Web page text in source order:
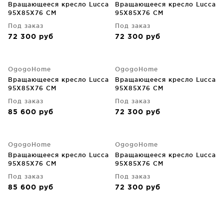
Вращающееся кресло Lucca
95X85X76 CM
Под заказ
72 300 руб
Вращающееся кресло Lucca
95X85X76 CM
Под заказ
72 300 руб
OgogoHome
Вращающееся кресло Lucca
95X85X76 CM
Под заказ
85 600 руб
OgogoHome
Вращающееся кресло Lucca
95X85X76 CM
Под заказ
72 300 руб
OgogoHome
Вращающееся кресло Lucca
95X85X76 CM
Под заказ
85 600 руб
OgogoHome
Вращающееся кресло Lucca
95X85X76 CM
Под заказ
72 300 руб